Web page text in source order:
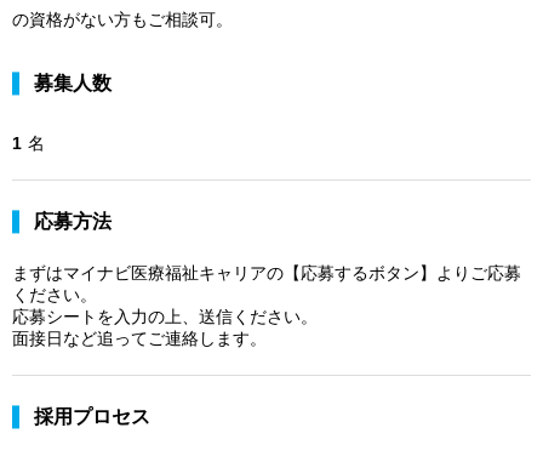
の資格がない方もご相談可。
募集人数
1 名
応募方法
まずはマイナビ医療福祉キャリアの【応募するボタン】よりご応募
ください。
応募シートを入力の上、送信ください。
面接日など追ってご連絡します。
採用プロセス